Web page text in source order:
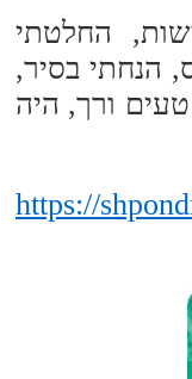
החלטתי
הנחתי בסיר,
ורך, היה
https://